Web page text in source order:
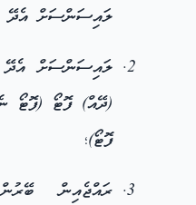
ލައިސަންސަށް އެދޭ
ފޮޓޯ)؛
ރައްޖެއިން